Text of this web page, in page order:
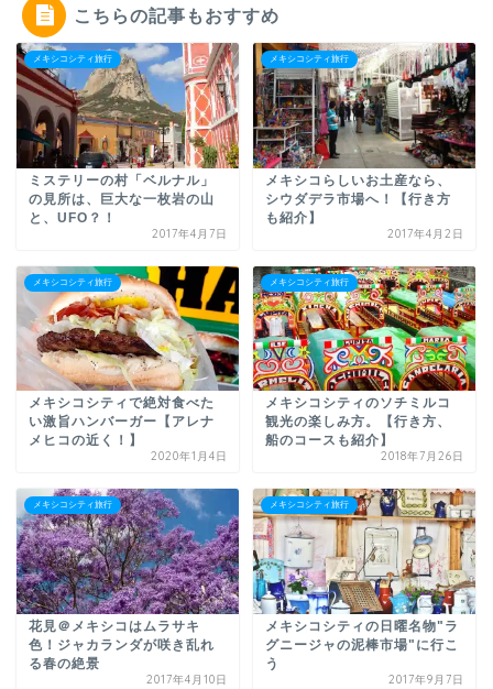
こちらの記事もおすすめ
メキシコシティ旅行
ミステリーの村「ベルナル」
の見所は、巨大な一枚岩の山
と、UFO？！
2017年4月7日
メキシコシティ旅行
メキシコらしいお土産なら、
シウダデラ市場へ！【行き方
も紹介】
2017年4月2日
メキシコシティ旅行
メキシコシティで絶対食べた
い激旨ハンバーガー【アレナ
メヒコの近く！】
2020年1月4日
メキシコシティ旅行
メキシコシティのソチミルコ
観光の楽しみ方。【行き方、
船のコースも紹介】
2018年7月26日
メキシコシティ旅行
花見＠メキシコはムラサキ
色！ジャカランダが咲き乱れ
る春の絶景
2017年4月10日
メキシコシティ旅行
メキシコシティの日曜名物"ラ
グニージャの泥棒市場"に行こ
う
2017年9月7日